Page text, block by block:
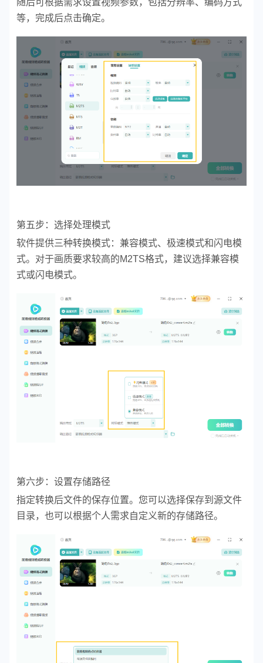
等，完成后点击确定。
第五步：选择处理模式
软件提供三种转换模式：兼容模式、极速模式和闪电模
式。对于画质要求较高的M2TS格式，建议选择兼容模
式或闪电模式。
第六步：设置存储路径
指定转换后文件的保存位置。您可以选择保存到源文件
目录，也可以根据个人需求自定义新的存储路径。